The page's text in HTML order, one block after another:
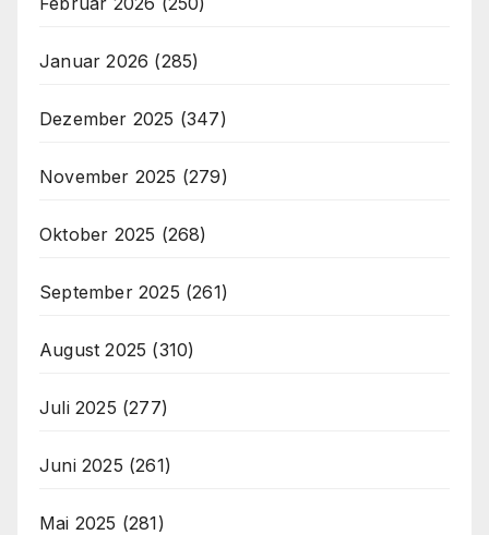
Januar 2026 (285)
Dezember 2025 (347)
November 2025 (279)
Oktober 2025 (268)
September 2025 (261)
August 2025 (310)
Juli 2025 (277)
Juni 2025 (261)
Mai 2025 (281)